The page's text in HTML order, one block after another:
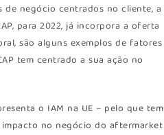
negócio centrados no cliente, a
para 2022, já incorpora a oferta
são alguns exemplos de fatores
tem centrado a sua ação no
o IAM na UE – pelo que tem
no negócio do aftermarket